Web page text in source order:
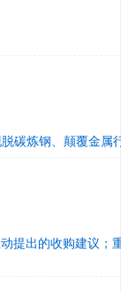
碳炼钢、颠覆金属
提出的收购建议；